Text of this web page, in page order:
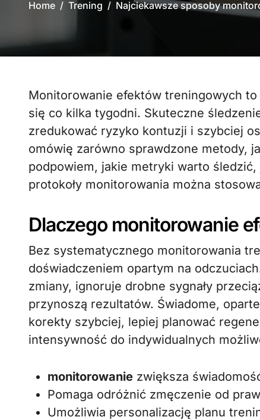
Home Trening Najciekawsze sposoby
Monitorowanie efektów treningowych to nie tylko zliczanie powtórzeń czy ważenie
się co kilka tygodni. Skuteczne
zredukować ryzyko kontuzji i szybciej
omówię zarówno sprawdzone metody,
podpowiem, jakie metryki warto
protokoły monitorowania można
Dlaczego monitorowanie
Bez systematycznego monitorowania
doświadczeniem opartym na
zmiany, ignoruje drobne sygnały
przynoszą rezultatów. Świadome,
korekty szybciej, lepiej planować
intensywność do indywidualnych
monitorowanie zwiększa
Pomaga odróżnić zmęczenie od
Umożliwia personalizację planu